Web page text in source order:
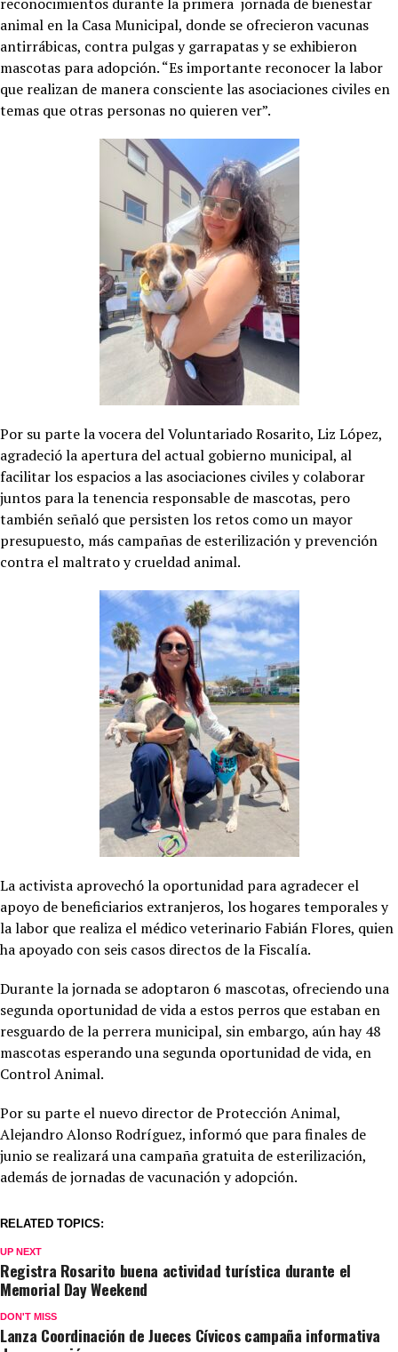
animal en la Casa Municipal, donde se ofrecieron vacunas
antirrábicas, contra pulgas y garrapatas y se exhibieron
mascotas para adopción. “Es importante reconocer la labor
que realizan de manera consciente las asociaciones civiles en
temas que otras personas no quieren ver”.
Por su parte la vocera del Voluntariado Rosarito, Liz López,
agradeció la apertura del actual gobierno municipal, al
facilitar los espacios a las asociaciones civiles y colaborar
juntos para la tenencia responsable de mascotas, pero
también señaló que persisten los retos como un mayor
presupuesto, más campañas de esterilización y prevención
contra el maltrato y crueldad animal.
La activista aprovechó la oportunidad para agradecer el
apoyo de beneficiarios extranjeros, los hogares temporales y
la labor que realiza el médico veterinario Fabián Flores, quien
ha apoyado con seis casos directos de la Fiscalía.
Durante la jornada se adoptaron 6 mascotas, ofreciendo una
segunda oportunidad de vida a estos perros que estaban en
resguardo de la perrera municipal, sin embargo, aún hay 48
mascotas esperando una segunda oportunidad de vida, en
Control Animal.
Por su parte el nuevo director de Protección Animal,
Alejandro Alonso Rodríguez, informó que para finales de
junio se realizará una campaña gratuita de esterilización,
además de jornadas de vacunación y adopción.
RELATED TOPICS:
UP NEXT
Registra Rosarito buena actividad turística durante el
Memorial Day Weekend
DON'T MISS
Lanza Coordinación de Jueces Cívicos campaña informativa